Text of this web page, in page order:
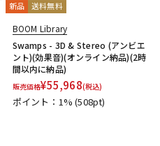
新品 送料無料
BOOM Library
Swamps - 3D & Stereo (アンビエ
ント)(効果音)(オンライン納品)(2時
間以内に納品)
販売価格¥55,968(税込)
ポイント：1%(508pt)